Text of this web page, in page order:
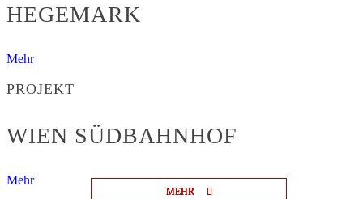
MEHR
MEHR
MEHR
HEGEMARK
Mehr
PROJEKT
WIEN SÜDBAHNHOF
Mehr